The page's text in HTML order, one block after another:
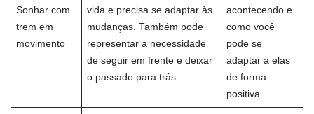
Sonhar com
trem em
movimento
vida e precisa se adaptar às
mudanças. Também pode
representar a necessidade
de seguir em frente e deixar
o passado para trás.
acontecendo e
como você
pode se
adaptar a elas
de forma
positiva.